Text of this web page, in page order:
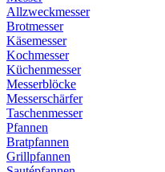
Allzweckmesser
Brotmesser
Käsemesser
Kochmesser
Küchenmesser
Messerblöcke
Messerschärfer
Taschenmesser
Pfannen
Bratpfannen
Grillpfannen